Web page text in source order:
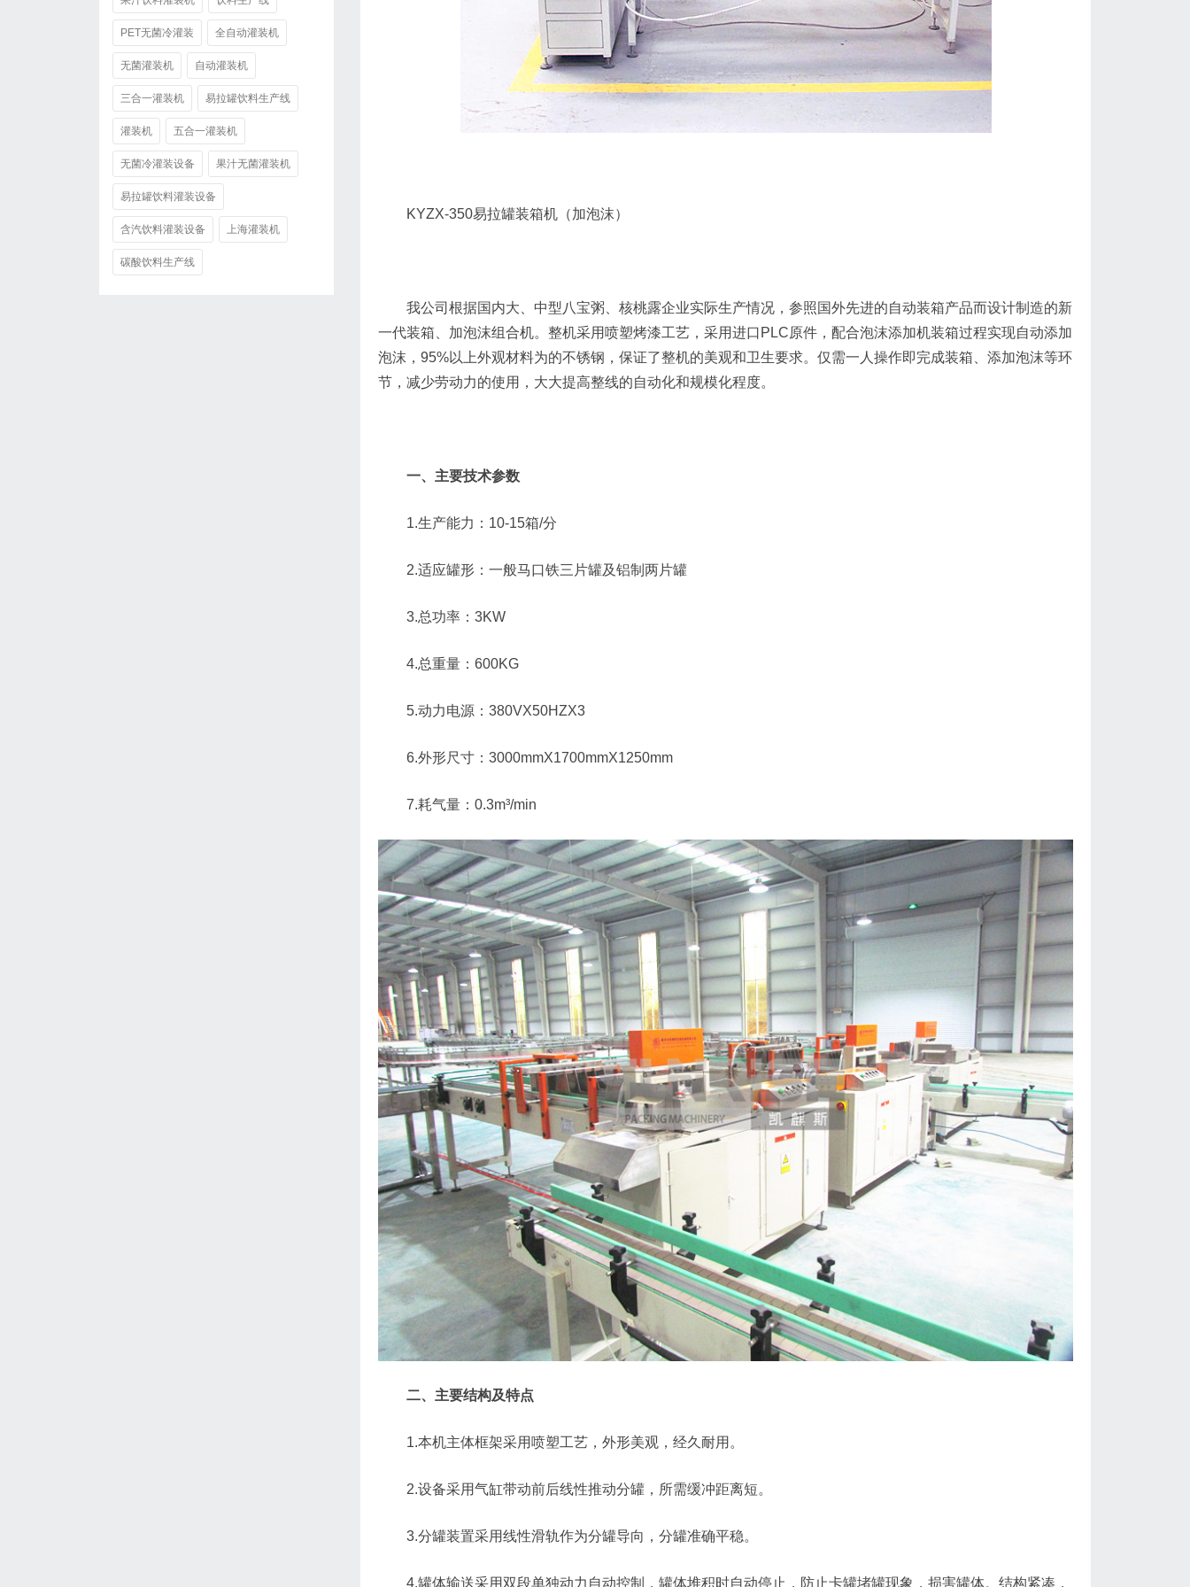
KYZX-350易拉罐装箱机（加泡沫）
我公司根据国内大、中型八宝粥、核桃露企业实际生产情况，参照国外先进的自动装箱产品而设计制造的新
一代装箱、加泡沫组合机。整机采用喷塑烤漆工艺，采用进口PLC原件，配合泡沫添加机装箱过程实现自动添加
泡沫，95%以上外观材料为的不锈钢，保证了整机的美观和卫生要求。仅需一人操作即完成装箱、添加泡沫等环
节，减少劳动力的使用，大大提高整线的自动化和规模化程度。
一、主要技术参数
1.生产能力：10-15箱/分
2.适应罐形：一般马口铁三片罐及铝制两片罐
3.总功率：3KW
4.总重量：600KG
5.动力电源：380VX50HZX3
6.外形尺寸：3000mmX1700mmX1250mm
7.耗气量：0.3m³/min
二、主要结构及特点
1.本机主体框架采用喷塑工艺，外形美观，经久耐用。
2.设备采用气缸带动前后线性推动分罐，所需缓冲距离短。
3.分罐装置采用线性滑轨作为分罐导向，分罐准确平稳。
4.罐体输送采用双段单独动力自动控制，罐体堆积时自动停止，防止卡罐堵罐现象，损害罐体。结构紧凑，
PET无菌冷灌装 全自动灌装机
无菌灌装机 自动灌装机
三合一灌装机 易拉罐饮料生产线
灌装机 五合一灌装机
无菌冷灌装设备 果汁无菌灌装机
易拉罐饮料灌装设备
含汽饮料灌装设备 上海灌装机
碳酸饮料生产线